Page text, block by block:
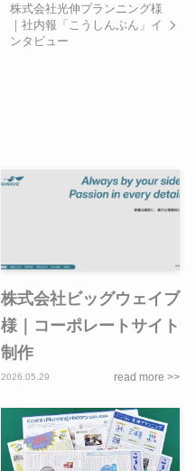
株式会社光伸プランニング様
｜社内報「こうしんぶん」イ
ンタビュー
株式会社ビッグウェイブ
様｜コーポレートサイト
制作
2026.05.29